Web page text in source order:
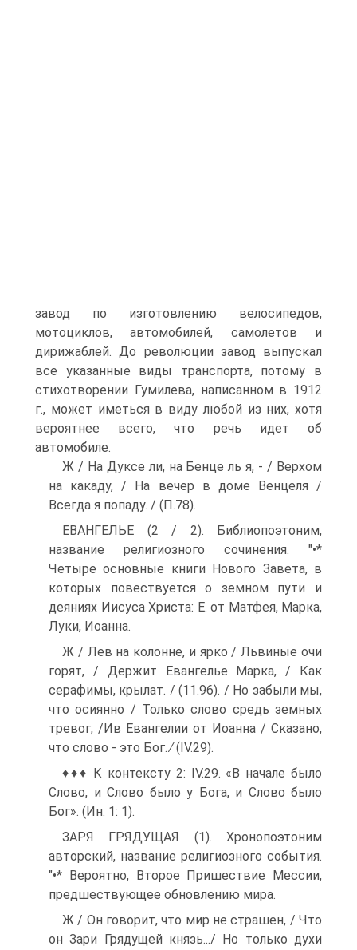
завод по изго­товлению велосипедов,
мотоциклов, автомобилей, самолетов и
дирижаблей. До революции завод выпускал
все указанные виды транспорта, потому в
стихотворении Гумилева, написан­ном в 1912
г., может иметься в виду любой из них, хотя
вероят­нее всего, что речь идет об
автомобиле.
Ж / На Дуксе ли, на Бенце ль я, - / Верхом
на какаду, / На вечер в доме Венцеля /
Всегда я попаду. / (П.78).
ЕВАНГЕЛЬЕ (2 / 2). Библиопоэтоним,
название религиозного сочинения. "•*
Четыре основные книги Нового Завета, в
кото­рых повествуется о земном пути и
деяниях Иисуса Христа: Е. от Матфея, Марка,
Луки, Иоанна.
Ж / Лев на колонне, и ярко / Львиные очи
горят, / Держит Евангелье Марка, / Как
серафимы, крылат. / (11.96). / Но забыли мы,
что осиянно / Только слово средь земных
тревог, /Ив Евангелии от Иоанна / Сказано,
что слово - это Бог. ∕ (IV.29).
♦♦♦ К контексту 2: IV.29. «В начале было
Слово, и Слово было у Бога, и Слово было
Бог». (Ин. 1: 1).
ЗАРЯ ГРЯДУЩАЯ (1). Хронопоэтоним
авторский, название ре­лигиозного события.
"•* Вероятно, Второе Пришествие Мес­сии,
предшествующее обновлению мира.
Ж / Он говорит, что мир не страшен, / Что
он Зари Грядущей князь.../ Но только духи